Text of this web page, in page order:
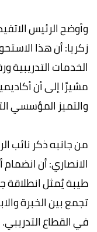
وأوضح الرئيس
زكريا: أن هذا
الخدمات التدريبية
مشيرًا إلى أن
والتميز المؤسسي
من جانبه ذكر نائب
الانصاري: أن
طيبة يُمثل انطلاقة
تجمع بين الخبرة
في القطاع التدريبي.